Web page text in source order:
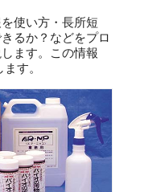
使い方・長所短
るか？などをプロ
ます。この情報
す。